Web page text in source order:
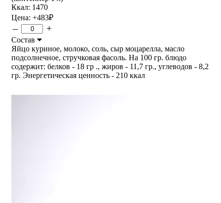
Ккал: 1470
Цена: +483₽
– +
Состав
Яйцо куриное, молоко, соль, сыр моцарелла, масло
подсолнечное, стручковая фасоль. На 100 гр. блюдо
содержит: белков - 18 гр ., жиров - 11,7 гр., углеводов - 8,2
гр. Энергетическая ценность - 210 ккал